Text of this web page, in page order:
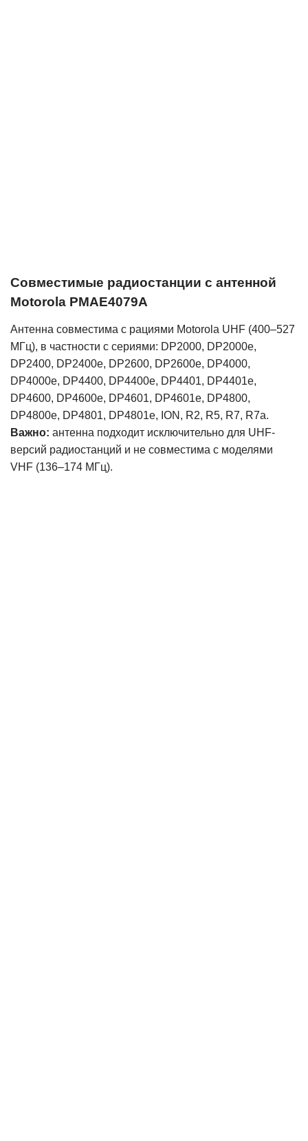
Совместимые радиостанции с антенной
Motorola PMAE4079A
Антенна совместима с рациями Motorola UHF (400–527
МГц), в частности с сериями: DP2000, DP2000e,
DP2400, DP2400e, DP2600, DP2600e, DP4000,
DP4000e, DP4400, DP4400e, DP4401, DP4401e,
DP4600, DP4600e, DP4601, DP4601e, DP4800,
DP4800e, DP4801, DP4801e, ION, R2, R5, R7, R7a.
Важно: антенна подходит исключительно для UHF-
версий радиостанций и не совместима с моделями
VHF (136–174 МГц).